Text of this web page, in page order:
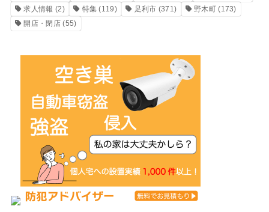
求人情報 (2) 特集 (119) 足利市 (371) 野木町(173)
開店・閉店(55)